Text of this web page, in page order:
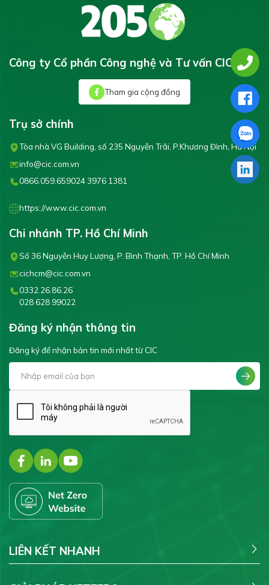
Công ty Cổ phần Công nghệ và Tư vấn CIC
Tham gia cộng đồng
Trụ sở chính
Tòa nhà VG Building, số 235 Nguyễn Trãi, P.Khương Đình, Hà Nội
info@cic.com.vn
0866.059.659024 3976 1381
https://www.cic.com.vn
Chi nhánh TP. Hồ Chí Minh
Số 36 Nguyễn Huy Lượng, P. Bình Thạnh, TP. Hồ Chí Minh
cichcm@cic.com.vn
0332.26.86.26
028 628 99022
Đăng ký nhận thông tin
Đăng ký để nhận bản tin mới nhất từ CIC
LIÊN KẾT NHANH